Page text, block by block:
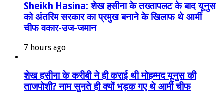
Sheikh Hasina: शेख हसीना के तख्तापलट के बाद यूनुस
को अंतरिम सरकार का प्रमुख बनाने के खिलाफ थे आर्मी
चीफ वकार-उज-जमान
7 hours ago
शेख हसीना के करीबी ने ही कराई थी मोहम्मद यूनुस की
ताजपोशी? नाम सुनते ही क्यों भड़क गए थे आर्मी चीफ